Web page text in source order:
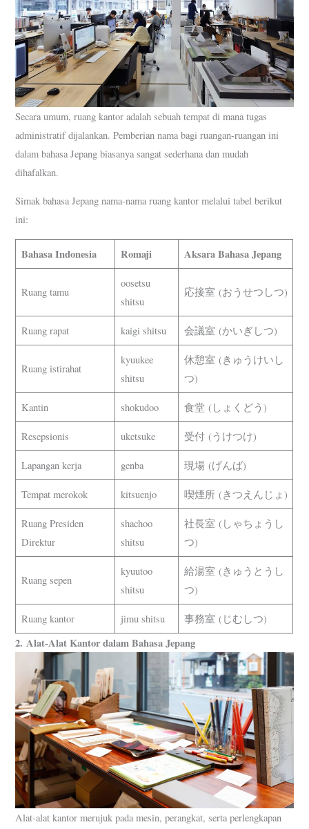
Secara umum, ruang kantor adalah sebuah tempat di mana tugas
administratif dijalankan. Pemberian nama bagi ruangan-ruangan ini
dalam bahasa Jepang biasanya sangat sederhana dan mudah
dihafalkan.
Simak bahasa Jepang nama-nama ruang kantor melalui tabel berikut
ini:
Bahasa Indonesia Romaji Aksara Bahasa Jepang
Ruang tamu
oosetsu
shitsu
応接室 (おうせつしつ)
Ruang rapat kaigi shitsu 会議室 (かいぎしつ)
Ruang istirahat
kyuukee
shitsu
休憩室 (きゅうけいし
つ)
Kantin shokudoo 食堂 (しょくどう)
Resepsionis uketsuke 受付 (うけつけ)
Lapangan kerja genba 現場 (げんば)
Tempat merokok kitsuenjo 喫煙所 (きつえんじょ)
Ruang Presiden
Direktur
shachoo
shitsu
社長室 (しゃちょうし
つ)
Ruang sepen
kyuutoo
shitsu
給湯室 (きゅうとうし
つ)
Ruang kantor jimu shitsu 事務室 (じむしつ)
2.Alat-Alat Kantor dalam Bahasa Jepang
Alat-alat kantor merujuk pada mesin, perangkat, serta perlengkapan